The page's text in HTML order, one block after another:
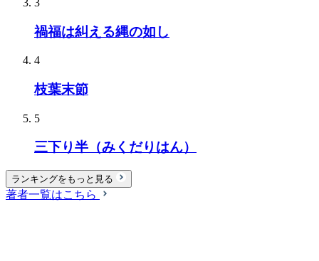
禍福は糾える縄の如し
4
枝葉末節
5
三下り半（みくだりはん）
ランキングをもっと見る
著者一覧はこちら